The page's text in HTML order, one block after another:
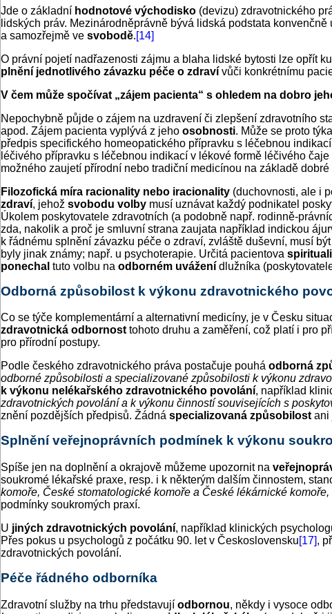
Jde o základní hodnotové východisko (devizu) zdravotnického
lidských práv. Mezinárodněprávně bývá lidská podstata
a samozřejmě ve svobodě.[14]
O právní pojetí nadřazenosti zájmu a blaha lidské bytosti lze opřít
plnění jednotlivého závazku péče o zdraví vůči konkrétnímu
V čem může spočívat „zájem pacienta“ s ohledem na dobro
Nepochybně půjde o zájem na uzdravení či zlepšení zdravotního
apod. Zájem pacienta vyplývá z jeho osobnosti. Může se proto
předpis specifického homeopatického přípravku s léčebnou
léčivého přípravku s léčebnou indikací v lékové formě léčivého
možného zaujetí přírodní nebo tradiční medicínou na základě
Filozofická míra racionality nebo iracionality (duchovnosti, ale i
zdraví, jehož svobodu volby musí uznávat každý podnikatel
Úkolem poskytovatele zdravotních (a podobně např. rodinně-
zda, nakolik a proč je smluvní strana zaujata například indickou
k řádnému splnění závazku péče o zdraví, zvláště duševní, musí
byly jinak známy; např. u psychoterapie. Určitá pacientova
ponechal tuto volbu na odborném uvážení dlužníka
Odborná způsobilost k výkonu zdravotnického
Co se týče komplementární a alternativní medicíny, je v Česku
zdravotnická odbornosttohoto druhu a zaměření, což platí i pro
pro přírodní postupy.
Podle českého zdravotnického práva postačuje pouhá odborná
odborné způsobilosti a specializované způsobilosti k výkonu
k výkonu nelékařského zdravotnického povolání, například
zdravotnických povolání a k výkonu činností souvisejících s
znění pozdějších předpisů. Žádná specializovaná způsobilostani
Splnění veřejnoprávních podmínek k výkonu
Spíše jen na doplnění a okrajově můžeme upozornit na
soukromé lékařské praxe, resp. i k některým dalším činnostem,
komoře, České stomatologické komoře a České lékárnické komoře,
podmínky soukromých praxí.
U jiných zdravotnických povolání, například klinických
Přes pokus u psychologů z počátku 90. let v Československu[17],
zdravotnických povolání.
Péče řádného odborníka
Zdravotní služby na trhu představují odbornou, někdy i vysoce